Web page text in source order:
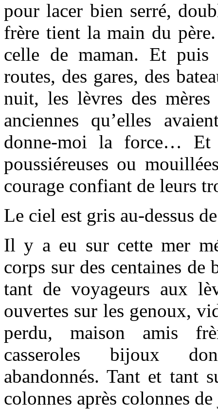
pour lacer bien serré,
frère tient la main du
celle de maman. Et
routes, des gares, des
nuit, les lèvres des
anciennes qu’elles
donne-moi la force… Et
poussiéreuses ou
courage confiant de leurs
Le ciel est gris au-dessus
Il y a eu sur cette mer
corps sur des centaines
tant de voyageurs aux
ouvertes sur les genoux,
perdu, maison amis
casseroles bijoux
abandonnés. Tant et tant
colonnes après colonnes